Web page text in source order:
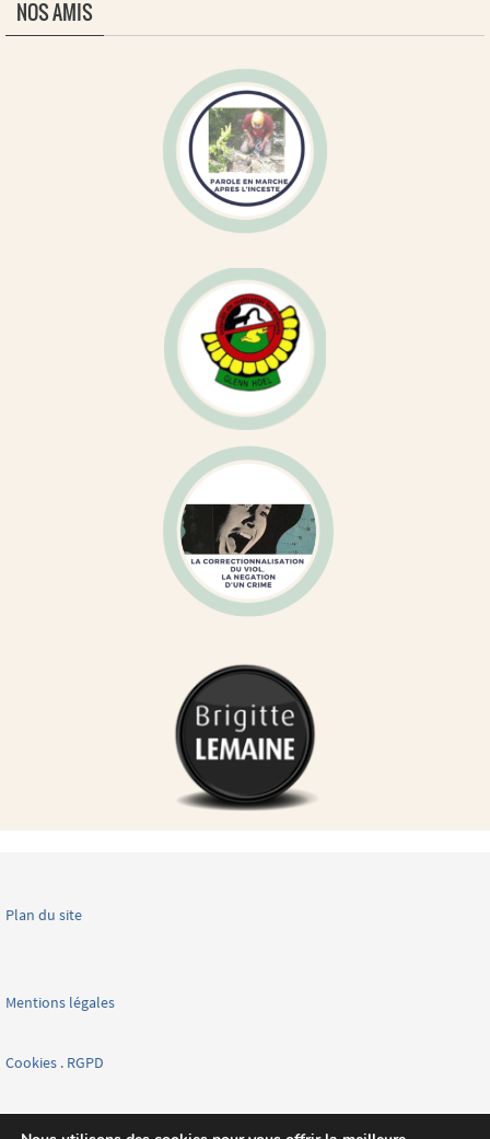
NOS AMIS
Plan du site
Mentions légales
Cookies . RGPD